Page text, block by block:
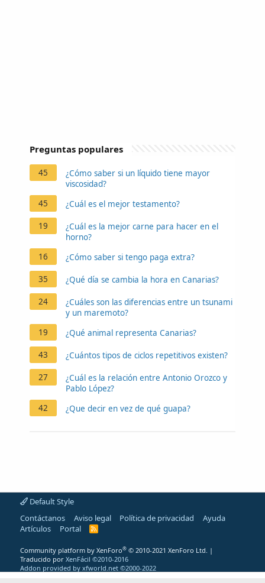
Preguntas populares
45
¿Cómo saber si un líquido tiene mayor
viscosidad?
45
¿Cuál es el mejor testamento?
19
¿Cuál es la mejor carne para hacer en el
horno?
16
¿Cómo saber si tengo paga extra?
35 ¿Qué día se cambia la hora en Canarias?
24
¿Cuáles son las diferencias entre un tsunami
y un maremoto?
19
¿Qué animal representa Canarias?
43 ¿Cuántos tipos de ciclos repetitivos existen?
27
¿Cuál es la relación entre Antonio Orozco y
Pablo López?
42
¿Que decir en vez de qué guapa?
Default Style
Contáctanos
Aviso legal Política de privacidad
Ayuda
Artículos
Portal
R
Community platform by XenForo® © 2010-2021 XenForo Ltd. |
Traducido por XenFácil ©2010-2016
Addon provided by xfworld.net ©2000-2022